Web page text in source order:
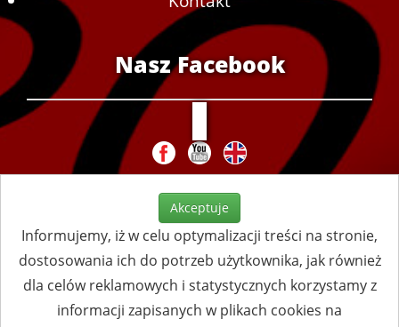
Nasz Facebook
Akceptuje
Informujemy, iż w celu optymalizacji treści na stronie,
dostosowania ich do potrzeb użytkownika, jak również
dla celów reklamowych i statystycznych korzystamy z
informacji zapisanych w plikach cookies na